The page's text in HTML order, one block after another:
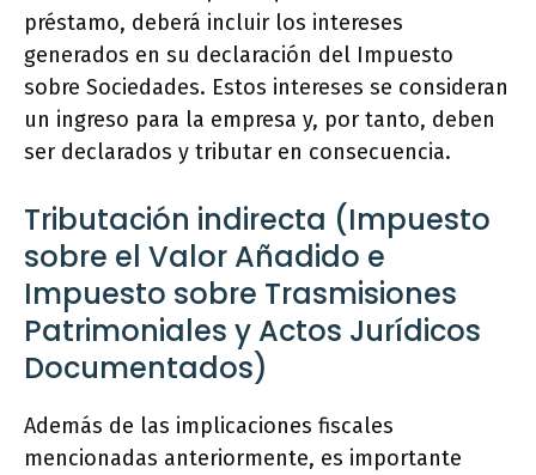
préstamo, deberá incluir los intereses
generados en su declaración del Impuesto
sobre Sociedades. Estos intereses se consideran
un ingreso para la empresa y, por tanto, deben
ser declarados y tributar en consecuencia.
Tributación indirecta (Impuesto
sobre el Valor Añadido e
Impuesto sobre Trasmisiones
Patrimoniales y Actos Jurídicos
Documentados)
Además de las implicaciones fiscales
mencionadas anteriormente, es importante